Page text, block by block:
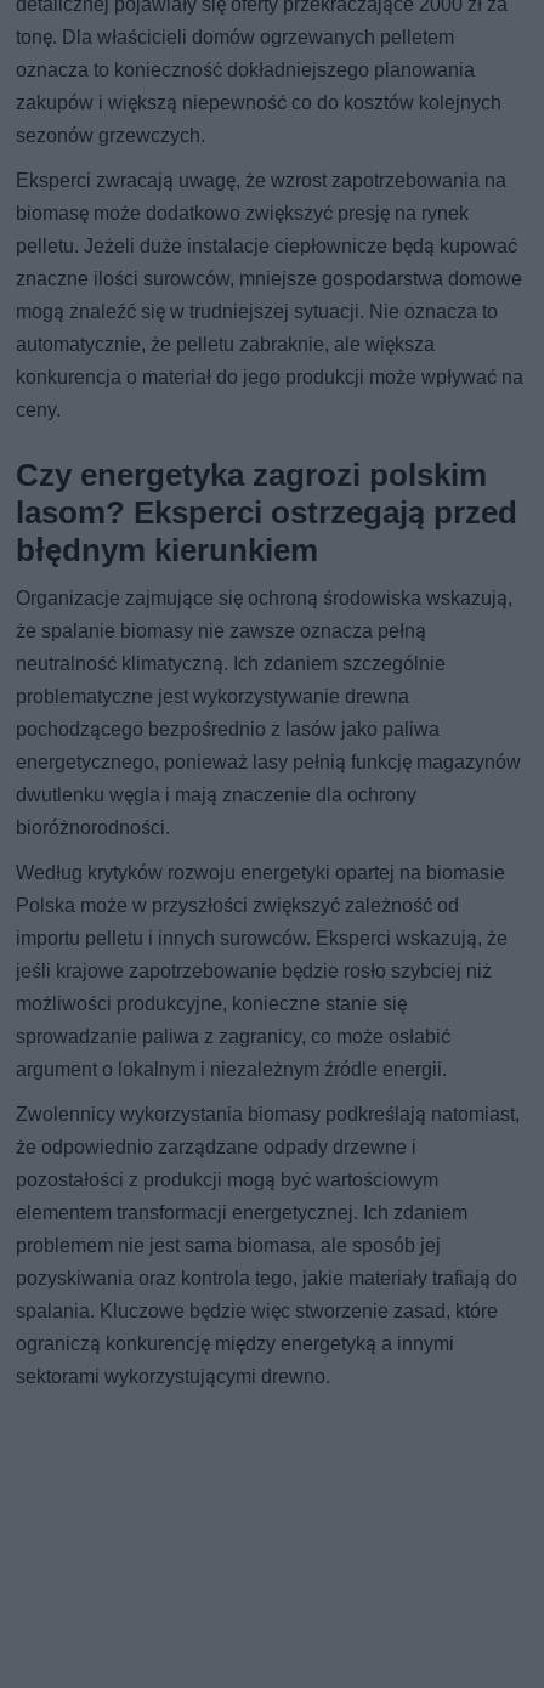
tonę. Dla właścicieli domów ogrzewanych pelletem
oznacza to konieczność dokładniejszego planowania
zakupów i większą niepewność co do kosztów kolejnych
sezonów grzewczych.
Eksperci zwracają uwagę, że wzrost zapotrzebowania na
biomasę może dodatkowo zwiększyć presję na rynek
pelletu. Jeżeli duże instalacje ciepłownicze będą kupować
znaczne ilości surowców, mniejsze gospodarstwa domowe
mogą znaleźć się w trudniejszej sytuacji. Nie oznacza to
automatycznie, że pelletu zabraknie, ale większa
konkurencja o materiał do jego produkcji może wpływać na
ceny.
Czy energetyka zagrozi polskim
lasom? Eksperci ostrzegają przed
błędnym kierunkiem
Organizacje zajmujące się ochroną środowiska wskazują,
że spalanie biomasy nie zawsze oznacza pełną
neutralność klimatyczną. Ich zdaniem szczególnie
problematyczne jest wykorzystywanie drewna
pochodzącego bezpośrednio z lasów jako paliwa
energetycznego, ponieważ lasy pełnią funkcję magazynów
dwutlenku węgla i mają znaczenie dla ochrony
bioróżnorodności.
Według krytyków rozwoju energetyki opartej na biomasie
Polska może w przyszłości zwiększyć zależność od
importu pelletu i innych surowców. Eksperci wskazują, że
jeśli krajowe zapotrzebowanie będzie rosło szybciej niż
możliwości produkcyjne, konieczne stanie się
sprowadzanie paliwa z zagranicy, co może osłabić
argument o lokalnym i niezależnym źródle energii.
Zwolennicy wykorzystania biomasy podkreślają natomiast,
że odpowiednio zarządzane odpady drzewne i
pozostałości z produkcji mogą być wartościowym
elementem transformacji energetycznej. Ich zdaniem
problemem nie jest sama biomasa, ale sposób jej
pozyskiwania oraz kontrola tego, jakie materiały trafiają do
spalania. Kluczowe będzie więc stworzenie zasad, które
ograniczą konkurencję między energetyką a innymi
sektorami wykorzystującymi drewno.